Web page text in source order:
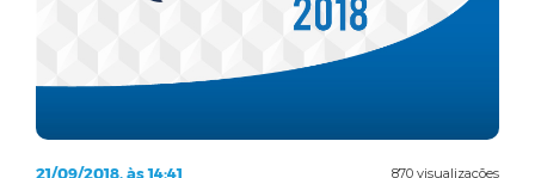
870 visualizações
21/09/2018, às 14:41